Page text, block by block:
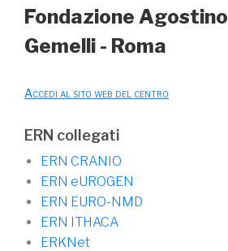
Fondazione Agostino
Gemelli - Roma
Accedi al sito web del centro
ERN collegati
ERN CRANIO
ERN eUROGEN
ERN EURO-NMD
ERN ITHACA
ERKNet